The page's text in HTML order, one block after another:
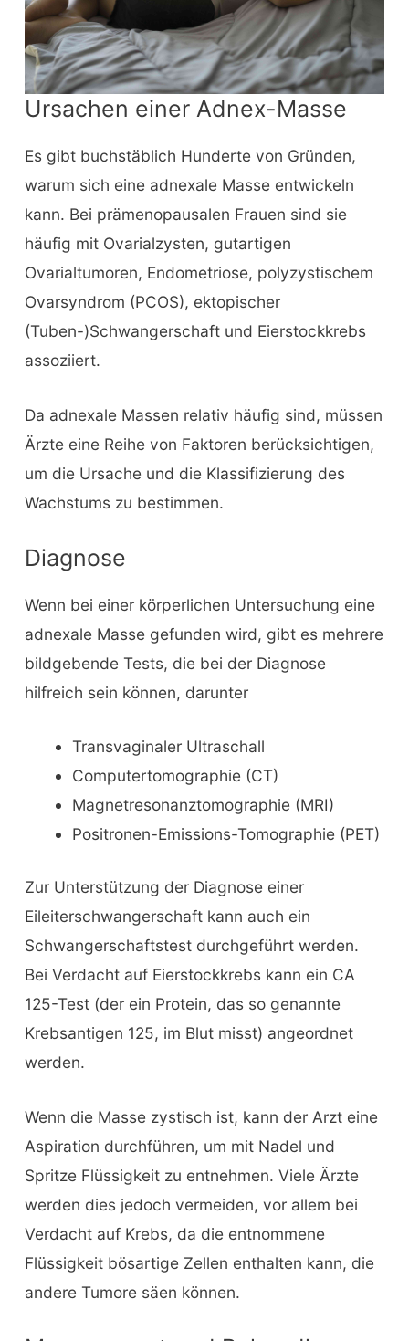
Ursachen einer Adnex-Masse
Es gibt buchstäblich Hunderte von Gründen,
warum sich eine adnexale Masse entwickeln
kann. Bei prämenopausalen Frauen sind sie
häufig mit Ovarialzysten, gutartigen
Ovarialtumoren, Endometriose, polyzystischem
Ovarsyndrom (PCOS), ektopischer
(Tuben-)Schwangerschaft und Eierstockkrebs
assoziiert.
Da adnexale Massen relativ häufig sind, müssen
Ärzte eine Reihe von Faktoren berücksichtigen,
um die Ursache und die Klassifizierung des
Wachstums zu bestimmen.
Diagnose
Wenn bei einer körperlichen Untersuchung eine
adnexale Masse gefunden wird, gibt es mehrere
bildgebende Tests, die bei der Diagnose
hilfreich sein können, darunter
Transvaginaler Ultraschall
Computertomographie (CT)
Magnetresonanztomographie (MRI)
Positronen-Emissions-Tomographie (PET)
Zur Unterstützung der Diagnose einer
Eileiterschwangerschaft kann auch ein
Schwangerschaftstest durchgeführt werden.
Bei Verdacht auf Eierstockkrebs kann ein CA
125-Test (der ein Protein, das so genannte
Krebsantigen 125, im Blut misst) angeordnet
werden.
Wenn die Masse zystisch ist, kann der Arzt eine
Aspiration durchführen, um mit Nadel und
Spritze Flüssigkeit zu entnehmen. Viele Ärzte
werden dies jedoch vermeiden, vor allem bei
Verdacht auf Krebs, da die entnommene
Flüssigkeit bösartige Zellen enthalten kann, die
andere Tumore säen können.